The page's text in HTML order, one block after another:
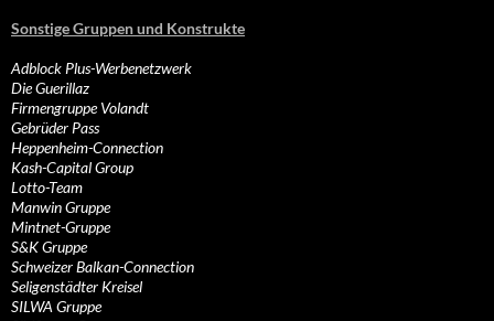
Sonstige Gruppen und Konstrukte
Adblock Plus-Werbenetzwerk
Die Guerillaz
Firmengruppe Volandt
Gebrüder Pass
Heppenheim-Connection
Kash-Capital Group
Lotto-Team
Manwin Gruppe
Mintnet-Gruppe
S&K Gruppe
Schweizer Balkan-Connection
Seligenstädter Kreisel
SILWA Gruppe